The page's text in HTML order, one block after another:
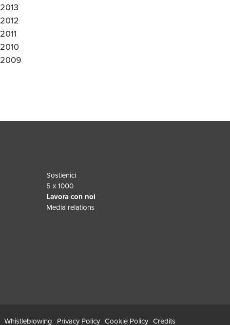
2013
2012
2011
2010
2009
Sostienici
5 x 1000
Lavora con noi
Media relations
Whistleblowing Privacy Policy Cookie Policy Credits